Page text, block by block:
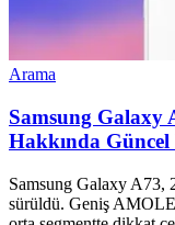
Arama
Samsung Galaxy
Hakkında
Samsung Galaxy A73,
sürüldü. Geniş